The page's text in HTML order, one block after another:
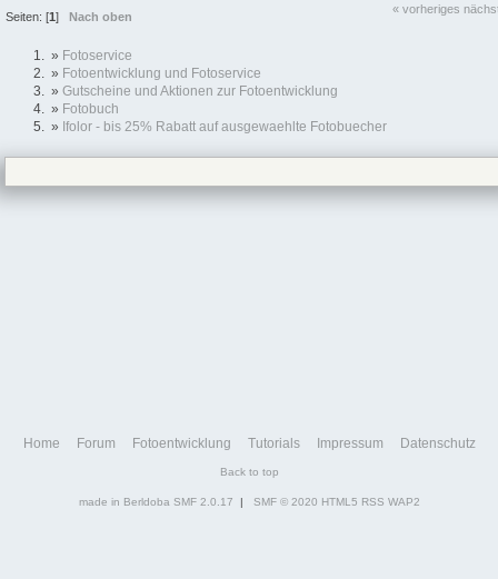
Seiten: [1]Nach oben
« vorheriges
» Fotoservice
» Fotoentwicklung und Fotoservice
» Gutscheine und Aktionen zur Fotoentwicklung
» Fotobuch
» Ifolor - bis 25% Rabatt auf ausgewaehlte Fotobuecher
Home Forum Fotoentwicklung Tutorials Impressum Datenschutz
Back to top
made in Berldoba SMF 2.0.17 | SMF © 2020 HTML5 RSS WAP2